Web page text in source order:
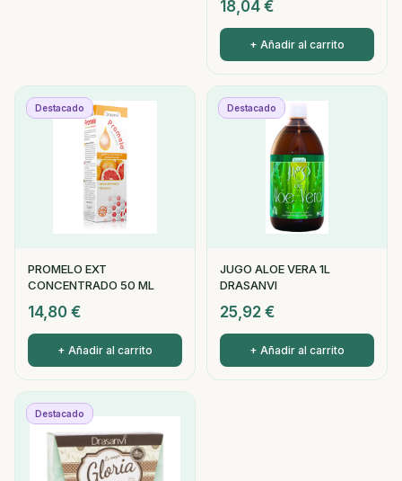
18,04 €
+ Añadir al carrito
Destacado
PROMELO EXT
CONCENTRADO 50 ML
14,80 €
+ Añadir al carrito
Destacado
JUGO ALOE VERA 1L
DRASANVI
25,92 €
+ Añadir al carrito
Destacado